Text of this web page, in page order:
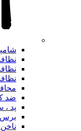
ضد
پد